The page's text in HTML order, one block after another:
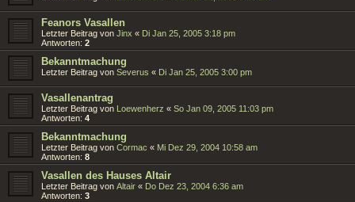
Feanors Vasallen
Letzter Beitrag von Jinx « Di Jan 25, 2005 3:18 pm
Antworten: 2
Bekanntmachung
Letzter Beitrag von Severus « Di Jan 25, 2005 3:00 pm
Vasallenantrag
Letzter Beitrag von Loewenherz « So Jan 09, 2005 11:03 pm
Antworten: 4
Bekanntmachung
Letzter Beitrag von Cormac « Mi Dez 29, 2004 10:58 am
Antworten: 8
Vasallen des Hauses Altair
Letzter Beitrag von Altair « Do Dez 23, 2004 6:36 am
Antworten: 3